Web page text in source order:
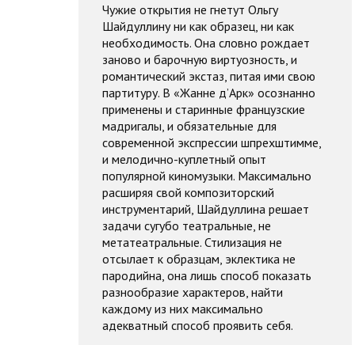
Чужие открытия не гнетут Ольгу
Шайдуллину ни как образец, ни как
необходимость. Она словно рождает
заново и барочную виртуозность, и
романтический экстаз, питая ими свою
партитуру. В «Жанне д’Арк» осознанно
применены и старинные французские
мадригалы, и обязательные для
современной экспрессии шпрехштимме,
и мелодично-куплетный опыт
популярной киномузыки. Максимально
расширяя свой композиторский
инструментарий, Шайдуллина решает
задачи сугубо театральные, не
метатеатральные. Стилизация не
отсылает к образцам, эклектика не
пародийна, она лишь способ показать
разнообразие характеров, найти
каждому из них максимально
адекватный способ проявить себя.